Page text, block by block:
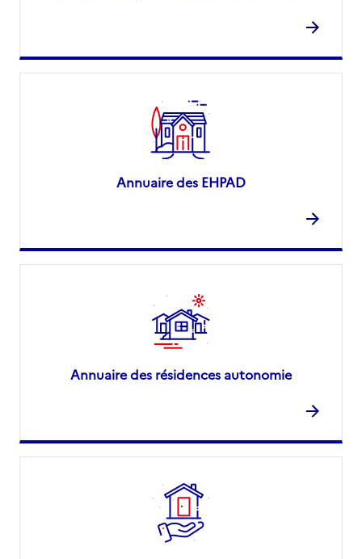
Annuaire des EHPAD
Annuaire des résidences autonomie